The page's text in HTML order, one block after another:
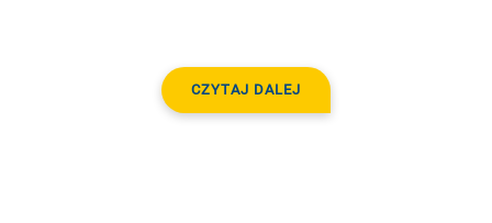
CZYTAJ DALEJ